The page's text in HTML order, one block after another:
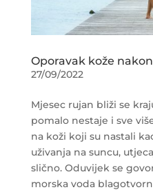
Oporavak kože
27/09/2022
Mjesec rujan bliži se
pomalo nestaje i sve
na koži koji su nastali
uživanja na suncu,
slično. Oduvijek se
morska voda